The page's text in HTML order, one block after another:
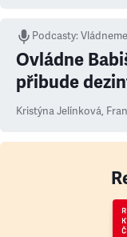
Podcasty:
Ovládne
přibude
Kristýna Jelínková,